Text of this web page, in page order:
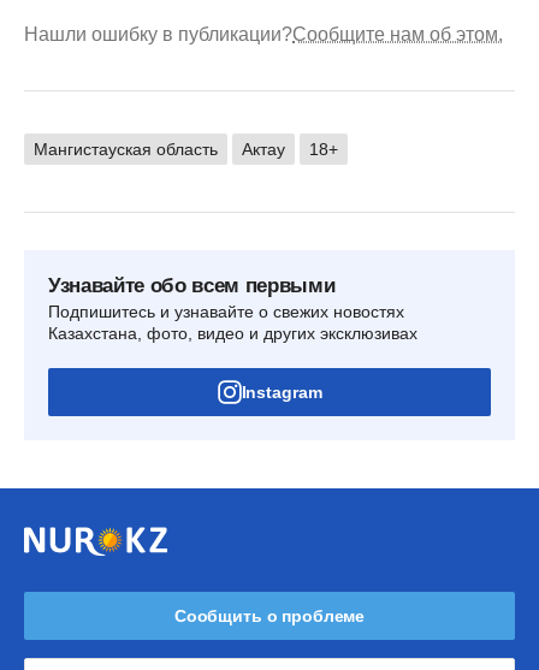
Нашли ошибку в публикации?Сообщите нам об этом.
Мангистауская область Актау 18+
Узнавайте обо всем первыми
Подпишитесь и узнавайте о свежих новостях
Казахстана, фото, видео и других эксклюзивах
Instagram
Сообщить о проблеме